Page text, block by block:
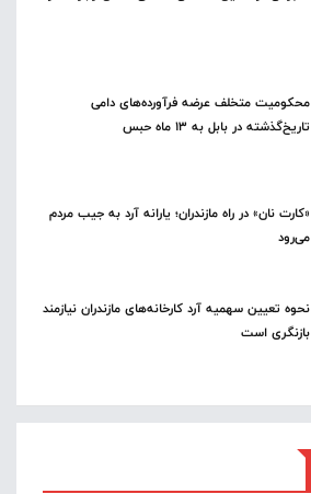
محکومیت متخلف عرضه فرآورده‌های دامی
تاریخ‌گذشته در بابل به ۱۳ ماه حبس
«کارت نان» در راه مازندران؛ یارانه آرد به جیب مردم
می‌رود
نحوه تعیین سهمیه آرد کارخانه‌های مازندران نیازمند
بازنگری است